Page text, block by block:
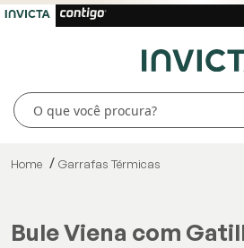
Home Garrafas Térmicas
Bule Viena com